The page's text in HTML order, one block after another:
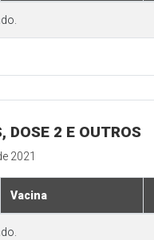
DOSE 2 E OUTROS
2021
Vacina